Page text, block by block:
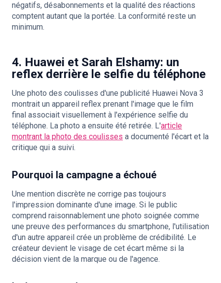
négatifs, désabonnements et la qualité des réactions
comptent autant que la portée. La conformité reste un
minimum.
4. Huawei et Sarah Elshamy: un
reflex derrière le selfie du téléphone
Une photo des coulisses d'une publicité Huawei Nova 3
montrait un appareil reflex prenant l'image que le film
final associait visuellement à l'expérience selfie du
téléphone. La photo a ensuite été retirée. L'article
montrant la photo des coulisses a documenté l'écart et la
critique qui a suivi.
Pourquoi la campagne a échoué
Une mention discrète ne corrige pas toujours
l'impression dominante d'une image. Si le public
comprend raisonnablement une photo soignée comme
une preuve des performances du smartphone, l'utilisation
d'un autre appareil crée un problème de crédibilité. Le
créateur devient le visage de cet écart même si la
décision vient de la marque ou de l'agence.